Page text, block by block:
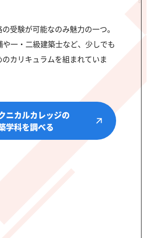
受験が可能なのみ魅力の一つ。
一・二級建築士など、少しでも
カリキュラムを組まれていま
ニカルカレッジの
学科を調べる